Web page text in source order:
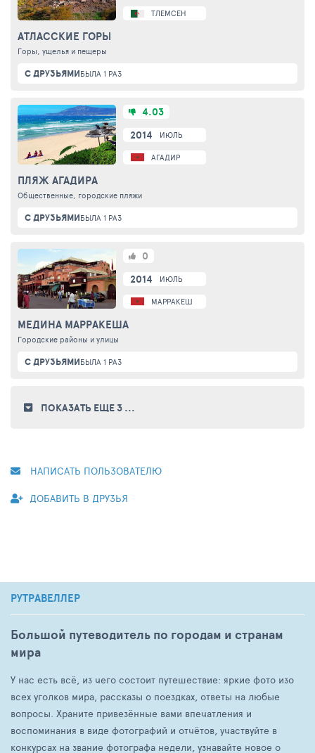
ТЛЕМСЕН
АТЛАССКИЕ ГОРЫ
Горы, ущелья и пещеры
С ДРУЗЬЯМИБЫЛА 1 РАЗ
2014 ИЮЛЬ
АГАДИР
ПЛЯЖ АГАДИРА
Общественные, городские пляжи
4.03
С ДРУЗЬЯМИБЫЛА 1 РАЗ
2014 ИЮЛЬ
МАРРАКЕШ
МЕДИНА МАРРАКЕША
Городские районы и улицы
0
С ДРУЗЬЯМИБЫЛА 1 РАЗ
ПОКАЗАТЬ ЕЩЕ 3 ...
НАПИСАТЬ ПОЛЬЗОВАТЕЛЮ
ДОБАВИТЬ В ДРУЗЬЯ
РУТРАВЕЛЛЕР
Большой путеводитель по городам и странам
мира
У нас есть всё, из чего состоит путешествие: яркие фото изо
всех уголков мира, рассказы о поездках, ответы на любые
вопросы. Храните привезённые вами впечатления и
воспоминания в виде фотографий и отчётов, участвуйте в
конкурсах на звание фотографа недели, узнавайте новое о